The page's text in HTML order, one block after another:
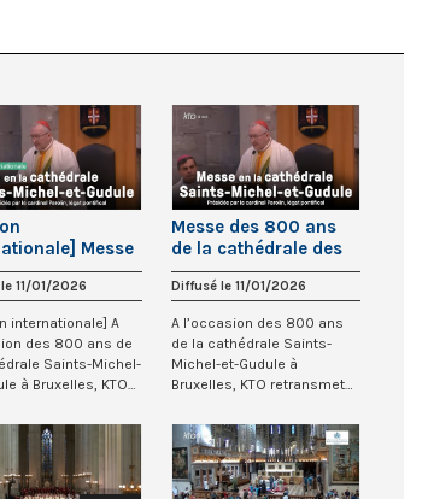
Messe
ans de la
des
Michel-et-
de Bruxelles
11/01/2026
internationale] A
des 800 ans de
Saints-Michel-
à Bruxelles, KTO
Messe des 800 ans
de la cathédrale des
Saints-Michel-et-
Gudule de Bruxelles
Diffusé le 11/01/2026
A l’occasion des 800 ans
de la cathédrale Saints-
Michel-et-Gudule à
Bruxelles, KTO retransmet